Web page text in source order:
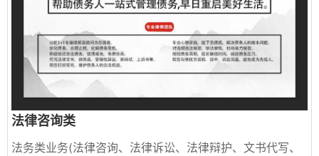
法律咨询类
法务类业务(法律咨询、法律诉讼、法律辩护、文书代写、